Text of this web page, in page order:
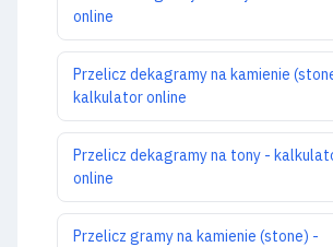
online
Przelicz dekagramy na kamienie
kalkulator online
Przelicz dekagramy na tony -
online
Przelicz gramy na kamienie (stone) -